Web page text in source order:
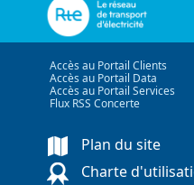
Accès au Portail Clients
Accès au Portail Data
Accès au Portail Services
Flux RSS Concerte
Plan du site
Charte